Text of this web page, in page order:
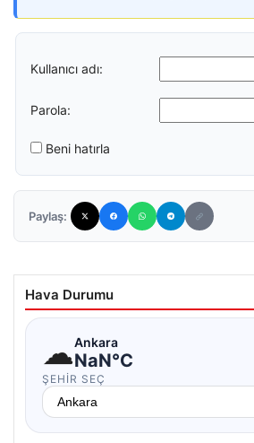
Kullanıcı adı:
Parola:
Beni hatırla
Paylaş:
Hava Durumu
☁Ankara
NaN°C
ŞEHIR SEÇ